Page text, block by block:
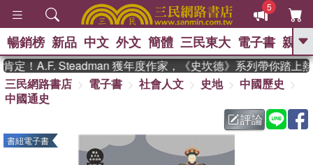
5
GO
熱搜： 東野圭吾 、 高希均教授回憶錄
暑期推薦 、 國際布克
方念華 、 台灣的李
登輝時代
數學女孩：黎曼猜想
偉大的迷走神經
暢銷榜 新品 中文 外文 簡體 三民東大 電子書 親子
！A.F. Steadman 獲年度作家，《史坎德》系列帶你踏上熱
三民網路書店
電子書 社會人文 史地
中國歷史
中國通史
評論
書紐電子書